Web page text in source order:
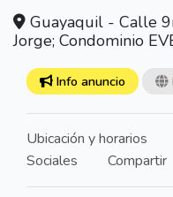
Guayaquil - Calle
Jorge; Condominio
Info anuncio
Ubicación y horarios
Sociales
Compartir